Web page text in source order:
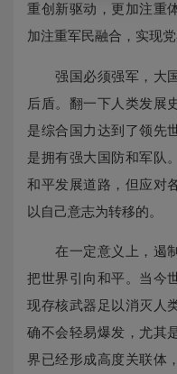
重创新驱动，更加注重
加注重军民融合，实现
强国必须强军，大国
后盾。翻一下人类发展
是综合国力达到了领先
是拥有强大国防和军队
和平发展道路，但应对
以自己意志为转移的。
在一定意义上，遏制
把世界引向和平。当今
现存核武器足以消灭人
确不会轻易爆发，尤其
界已经形成高度关联体